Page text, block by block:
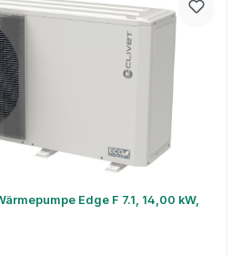
Edge F 7.1, 14,00 kW,